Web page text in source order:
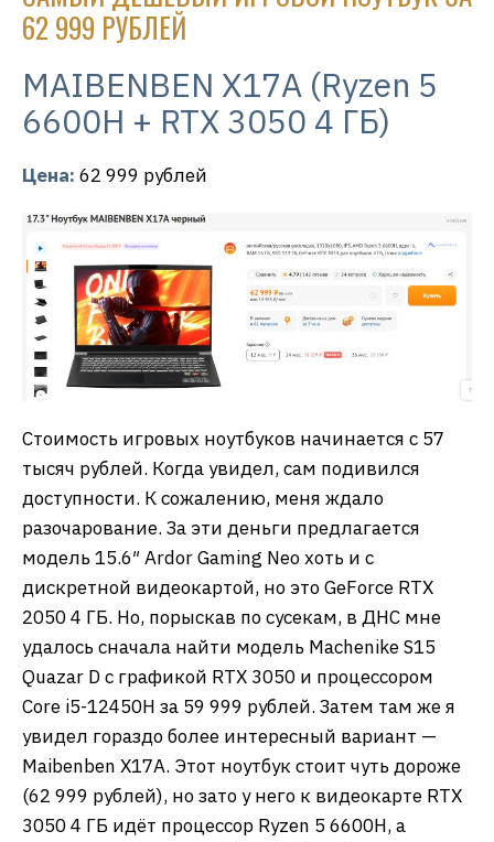
62 999 РУБЛЕЙ
MAIBENBEN X17A (Ryzen 5
6600H + RTX 3050 4 ГБ)
Цена: 62 999 рублей
Стоимость игровых ноутбуков начинается с 57
тысяч рублей. Когда увидел, сам подивился
доступности. К сожалению, меня ждало
разочарование. За эти деньги предлагается
модель 15.6″ Ardor Gaming Neo хоть и с
дискретной видеокартой, но это GeForce RTX
2050 4 ГБ. Но, порыскав по сусекам, в ДНС мне
удалось сначала найти модель Machenike S15
Quazar D с графикой RTX 3050 и процессором
Core i5-12450H за 59 999 рублей. Затем там же я
увидел гораздо более интересный вариант —
Maibenben X17A. Этот ноутбук стоит чуть дороже
(62 999 рублей), но зато у него к видеокарте RTX
3050 4 ГБ идёт процессор Ryzen 5 6600H, а